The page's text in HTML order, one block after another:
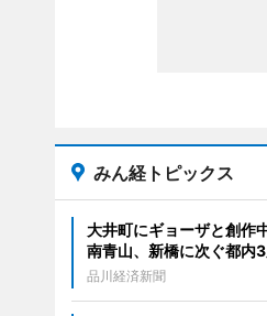
みん経トピックス
大井町にギョーザと創作
南青山、新橋に次ぐ都内
品川経済新聞